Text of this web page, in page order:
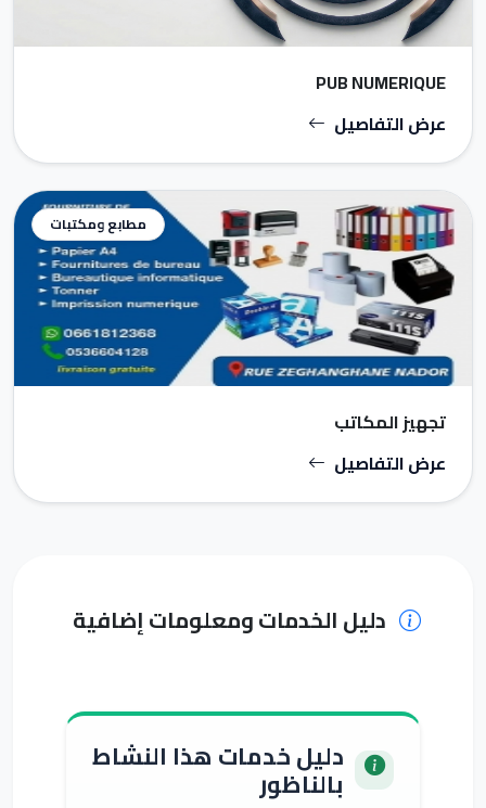
PUB NUMERIQUE
عرض التفاصيل
مطابع ومكتبات
تجهيز المكاتب
عرض التفاصيل
دليل الخدمات ومعلومات إضافية
دليل خدمات هذا النشاط
بالناظور